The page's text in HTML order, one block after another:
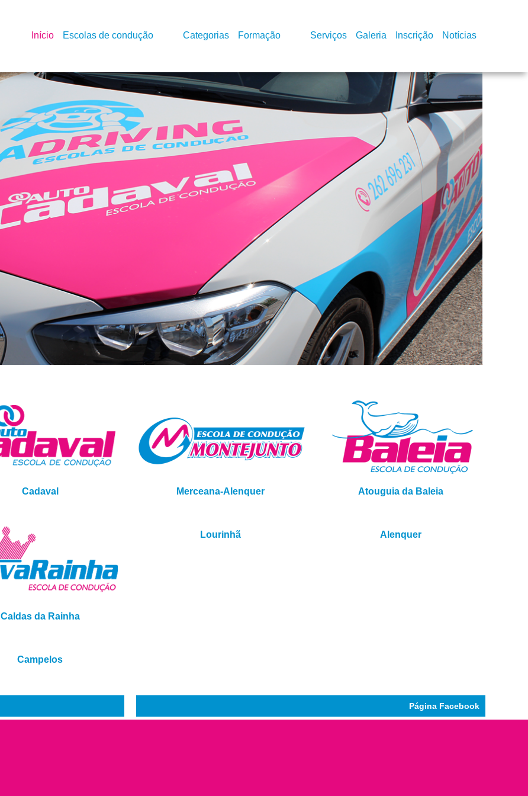
Início Escolas de condução Categorias Formação Serviços Galeria Inscrição Notícias
Cadaval Merceana-Alenquer Atouguia da Baleia
Caldas da Rainha
Lourinhã Alenquer
Campelos
Página Facebook